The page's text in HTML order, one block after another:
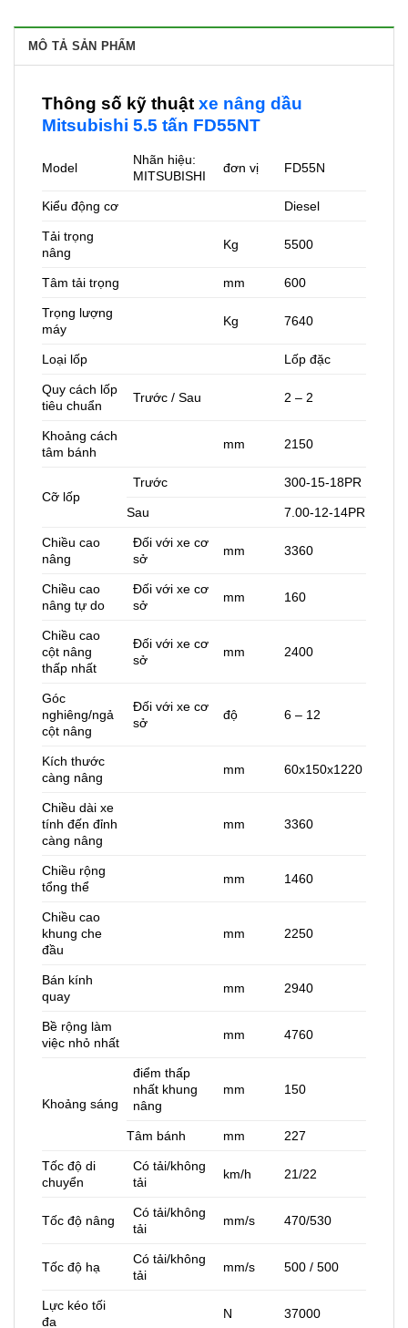
MÔ TẢ SẢN PHẨM
Thông số kỹ thuật xe nâng dầu
Mitsubishi 5.5 tấn FD55NT
Model
Nhãn hiệu:
MITSUBISHI
đơn vị FD55N
Kiểu động cơ Diesel
Tải trọng
nâng
Kg 5500
Tâm tải trọng mm 600
Trọng lượng
máy
Kg 7640
Loại lốp Lốp đặc
Quy cách lốp
tiêu chuẩn
Trước / Sau 2 – 2
Khoảng cách
tâm bánh
mm 2150
Cỡ lốp
Trước 300-15-18PR
Sau 7.00-12-14PR
Chiều cao
nâng
Đối với xe cơ
sở
mm 3360
Chiều cao
nâng tự do
Đối với xe cơ
sở
mm 160
Chiều cao
cột nâng
thấp nhất
Đối với xe cơ
sở
mm 2400
Góc
nghiêng/ngả
cột nâng
Đối với xe cơ
sở
độ 6 – 12
Kích thước
càng nâng
mm 60x150x1220
Chiều dài xe
tính đến đỉnh
càng nâng
mm 3360
Chiều rộng
tổng thể
mm 1460
Chiều cao
khung che
đầu
mm 2250
Bán kính
quay
mm 2940
Bề rộng làm
việc nhỏ nhất
mm 4760
Khoảng sáng
điểm thấp
nhất khung
nâng
mm 150
Tâm bánh mm 227
Tốc độ di
chuyển
Có tải/không
tải
km/h 21/22
Tốc độ nâng
Có tải/không
tải
mm/s 470/530
Tốc độ hạ
Có tải/không
tải
mm/s 500 / 500
Lực kéo tối
đa
N 37000